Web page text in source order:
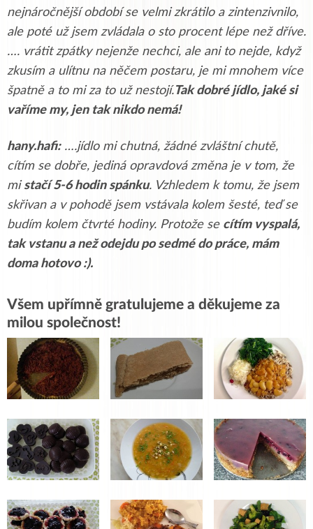
nejnáročnější období se velmi zkrátilo a zintenzivnilo,
ale poté už jsem zvládala o sto procent lépe než dříve.
…. vrátit zpátky nejenže nechci, ale ani to nejde, když
zkusím a ulítnu na něčem postaru, je mi mnohem více
špatně a to mi za to už nestojí.Tak dobré jídlo, jaké si
vaříme my, jen tak nikdo nemá!
hany.hafi:….jídlo mi chutná, žádné zvláštní chutě,
cítím se dobře, jediná opravdová změna je v tom, že
mi stačí 5-6 hodin spánku. Vzhledem k tomu, že jsem
skřivan a v pohodě jsem vstávala kolem šesté, teď se
budím kolem čtvrté hodiny. Protože se cítím vyspalá,
tak vstanua než odejdu po sedmé do práce, mám
doma hotovo :).
Všem upřímně gratulujeme a děkujeme za
milou společnost!